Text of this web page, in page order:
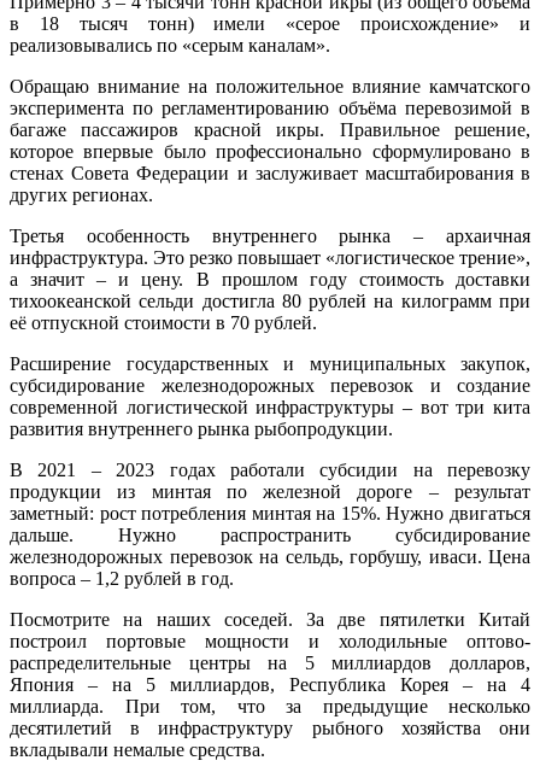
в 18 тысяч тонн) имели «серое происхождение» и
реализовывались по «серым каналам».
Обращаю внимание на положительное влияние камчатского
эксперимента по регламентированию объёма перевозимой в
багаже пассажиров красной икры. Правильное решение,
которое впервые было профессионально сформулировано в
стенах Совета Федерации и заслуживает масштабирования в
других регионах.
Третья особенность внутреннего рынка – архаичная
инфраструктура. Это резко повышает «логистическое трение»,
а значит – и цену. В прошлом году стоимость доставки
тихоокеанской сельди достигла 80 рублей на килограмм при
её отпускной стоимости в 70 рублей.
Расширение государственных и муниципальных закупок,
субсидирование железнодорожных перевозок и создание
современной логистической инфраструктуры – вот три кита
развития внутреннего рынка рыбопродукции.
В 2021 – 2023 годах работали субсидии на перевозку
продукции из минтая по железной дороге – результат
заметный: рост потребления минтая на 15%. Нужно двигаться
дальше. Нужно распространить субсидирование
железнодорожных перевозок на сельдь, горбушу, иваси. Цена
вопроса – 1,2 рублей в год.
Посмотрите на наших соседей. За две пятилетки Китай
построил портовые мощности и холодильные оптово-
распределительные центры на 5 миллиардов долларов,
Япония – на 5 миллиардов, Республика Корея – на 4
миллиарда. При том, что за предыдущие несколько
десятилетий в инфраструктуру рыбного хозяйства они
вкладывали немалые средства.